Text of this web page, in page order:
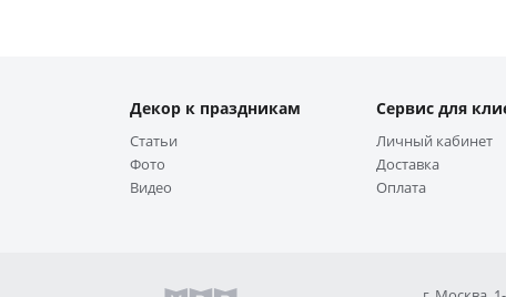
Декор к праздникам
Статьи
Фото
Видео
Сервис для
Личный кабинет
Доставка
Оплата